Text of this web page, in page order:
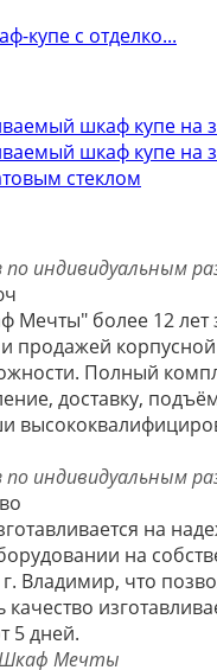
купе с отделко...
стеклом
Мечты" более 12 лет
продажей
Полный
доставку,
на
на
Владимир, что
качество
5 дней.